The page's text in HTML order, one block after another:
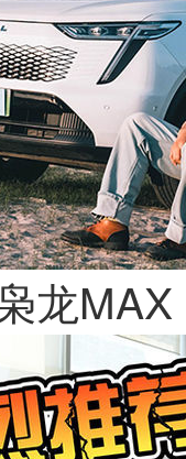
龙MAX